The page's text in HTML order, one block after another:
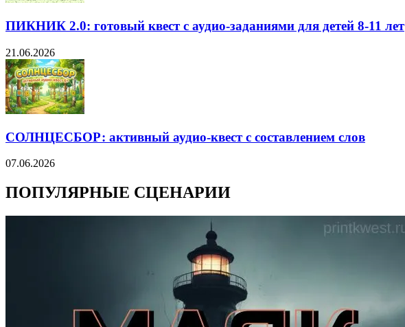
ПИКНИК 2.0: готовый квест с аудио-заданиями для детей 8-11 лет
21.06.2026
СОЛНЦЕСБОР: активный аудио-квест с составлением слов
07.06.2026
ПОПУЛЯРНЫЕ СЦЕНАРИИ